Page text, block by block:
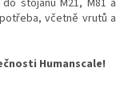
stojanů M21, M81 a
včetně vrutů a
Humanscale!